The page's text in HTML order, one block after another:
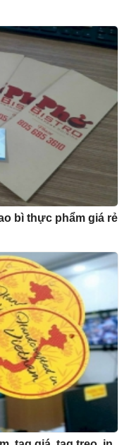
bì thực phẩm giá rẻ